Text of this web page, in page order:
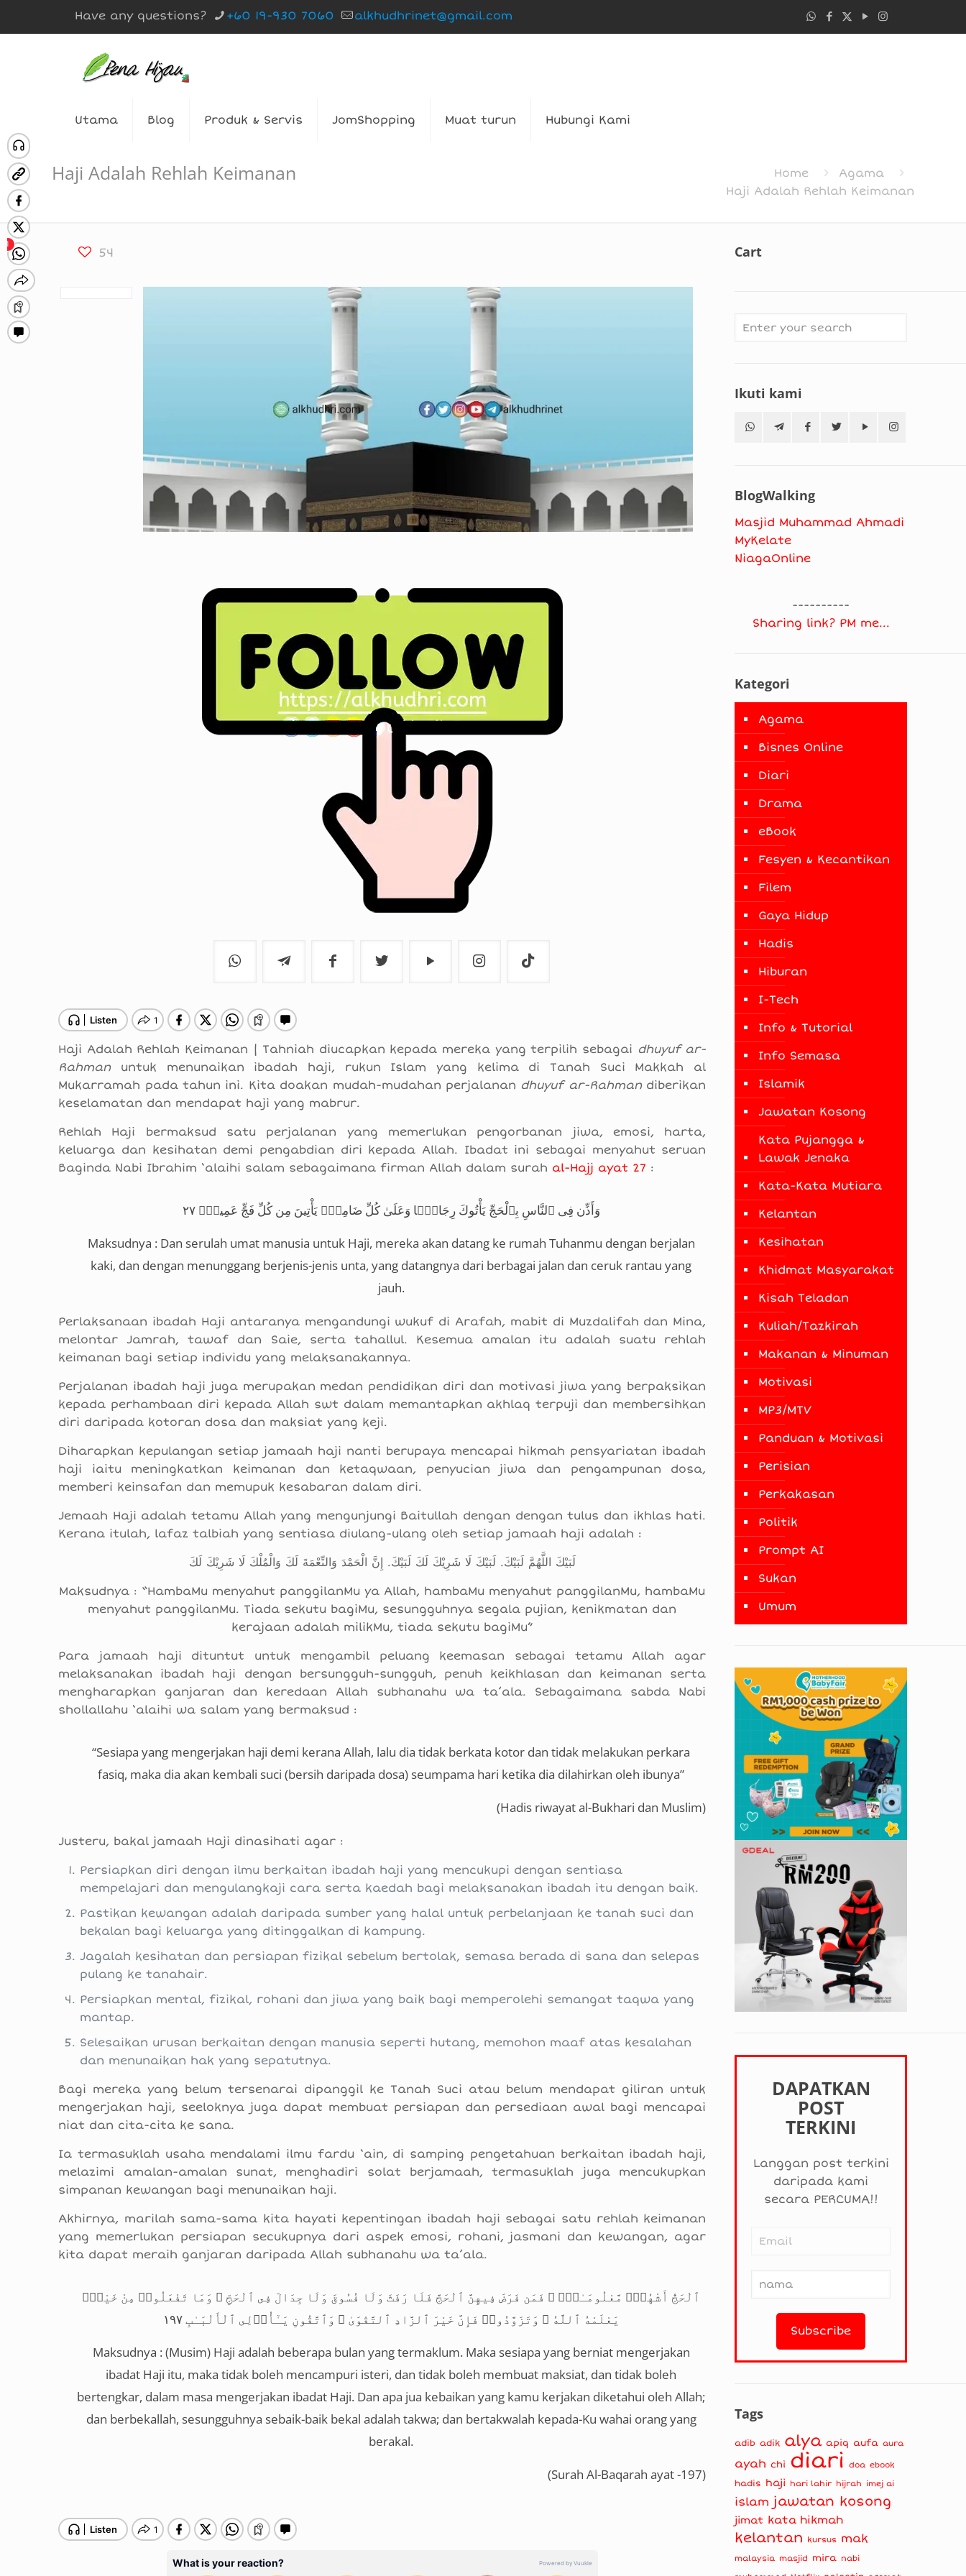
Have any questions? +60 19-930 7060 alkhudhrinet@gmail.com
Utama Blog Produk & Servis JomShopping Muat turun Hubungi Kami
Haji Adalah Rehlah Keimanan Home
Agama
Haji Adalah Rehlah Keimanan
54
Haji Adalah Rehlah Keimanan | Tahniah diucapkan kepada mereka yang terpilih sebagai dhuyuf ar-
Rahmanuntuk menunaikan ibadah haji, rukun Islam yang kelima di Tanah Suci Makkah al
Mukarramah pada tahun ini. Kita doakan mudah-mudahan perjalanan dhuyuf ar-Rahmandiberikan
keselamatan dan mendapat haji yang mabrur.
Rehlah Haji bermaksud satu perjalanan yang memerlukan pengorbanan jiwa, emosi, harta,
keluarga dan kesihatan demi pengabdian diri kepada Allah. Ibadat ini sebagai menyahut seruan
Baginda Nabi Ibrahim ‘alaihi salam sebagaimana firman Allah dalam surah al-Hajj ayat 27 :
وَأَذِّن فِى ٱلنَّاسِ بِٱلْحَجِّ يَأْتُوكَ رِجَالًۭا وَعَلَىٰ كُلِّ ضَامِرٍۢ يَأْتِينَ مِن كُلِّ فَجٍّ عَمِيقٍۢ ٢٧
Maksudnya : Dan serulah umat manusia untuk Haji, mereka akan datang ke rumah Tuhanmu dengan berjalan
kaki, dan dengan menunggang berjenis-jenis unta, yang datangnya dari berbagai jalan dan ceruk rantau yang
jauh.
Perlaksanaan ibadah Haji antaranya mengandungi wukuf di Arafah, mabit di Muzdalifah dan Mina,
melontar Jamrah, tawaf dan Saie, serta tahallul. Kesemua amalan itu adalah suatu rehlah
keimanan bagi setiap individu yang melaksanakannya.
Perjalanan ibadah haji juga merupakan medan pendidikan diri dan motivasi jiwa yang berpaksikan
kepada perhambaan diri kepada Allah swt dalam memantapkan akhlaq terpuji dan membersihkan
diri daripada kotoran dosa dan maksiat yang keji.
Diharapkan kepulangan setiap jamaah haji nanti berupaya mencapai hikmah pensyariatan ibadah
haji iaitu meningkatkan keimanan dan ketaqwaan, penyucian jiwa dan pengampunan dosa,
memberi keinsafan dan memupuk kesabaran dalam diri.
Jemaah Haji adalah tetamu Allah yang mengunjungi Baitullah dengan dengan tulus dan ikhlas hati.
Kerana itulah, lafaz talbiah yang sentiasa diulang-ulang oleh setiap jamaah haji adalah :
لَبَيْكَ اللَّهُمَّ لَبَيْكَ. لَبَيْكَ لَا شَرِيْكَ لَكَ لَبَيْكَ. إِنَّ الْحَمْدَ وَالنِّعْمَةَ لَكَ وَالْمُلْكَ لَا شَرِيْكَ لَكَ
Maksudnya : “HambaMu menyahut panggilanMu ya Allah, hambaMu menyahut panggilanMu, hambaMu
menyahut panggilanMu. Tiada sekutu bagiMu, sesungguhnya segala pujian, kenikmatan dan
kerajaan adalah milikMu, tiada sekutu bagiMu”
Para jamaah haji dituntut untuk mengambil peluang keemasan sebagai tetamu Allah agar
melaksanakan ibadah haji dengan bersungguh-sungguh, penuh keikhlasan dan keimanan serta
mengharapkan ganjaran dan keredaan Allah subhanahu wa ta’ala. Sebagaimana sabda Nabi
shollallahu ‘alaihi wa salam yang bermaksud :
“Sesiapa yang mengerjakan haji demi kerana Allah, lalu dia tidak berkata kotor dan tidak melakukan perkara
fasiq, maka dia akan kembali suci (bersih daripada dosa) seumpama hari ketika dia dilahirkan oleh ibunya”
(Hadis riwayat al-Bukhari dan Muslim)
Justeru, bakal jamaah Haji dinasihati agar :
Persiapkan diri dengan ilmu berkaitan ibadah haji yang mencukupi dengan sentiasa
mempelajari dan mengulangkaji cara serta kaedah bagi melaksanakan ibadah itu dengan baik.
Pastikan kewangan adalah daripada sumber yang halal untuk perbelanjaan ke tanah suci dan
bekalan bagi keluarga yang ditinggalkan di kampung.
Jagalah kesihatan dan persiapan fizikal sebelum bertolak, semasa berada di sana dan selepas
pulang ke tanahair.
Persiapkan mental, fizikal, rohani dan jiwa yang baik bagi memperolehi semangat taqwa yang
mantap.
Selesaikan urusan berkaitan dengan manusia seperti hutang, memohon maaf atas kesalahan
dan menunaikan hak yang sepatutnya.
Bagi mereka yang belum tersenarai dipanggil ke Tanah Suci atau belum mendapat giliran untuk
mengerjakan haji, seeloknya juga dapat membuat persiapan dan persediaan awal bagi mencapai
niat dan cita-cita ke sana.
Ia termasuklah usaha mendalami ilmu fardu ‘ain, di samping pengetahuan berkaitan ibadah haji,
melazimi amalan-amalan sunat, menghadiri solat berjamaah, termasuklah juga mencukupkan
simpanan kewangan bagi menunaikan haji.
Akhirnya, marilah sama-sama kita hayati kepentingan ibadah haji sebagai satu rehlah keimanan
yang memerlukan persiapan secukupnya dari aspek emosi, rohani, jasmani dan kewangan, agar
kita dapat meraih ganjaran daripada Allah subhanahu wa ta’ala.
ٱلْحَجُّ أَشْهُرٌۭ مَّعْلُومَـٰتٌۭ ۚ فَمَن فَرَضَ فِيهِنَّ ٱلْحَجَّ فَلَا رَفَثَ وَلَا فُسُوقَ وَلَا جِدَالَ فِى ٱلْحَجِّ ۗ وَمَا تَفْعَلُوا۟ مِنْ خَيْرٍۢ
يَعْلَمْهُ ٱللَّهُ ۗ وَتَزَوَّدُوا۟ فَإِنَّ خَيْرَ ٱلزَّادِ ٱلتَّقْوَىٰ ۚ وَٱتَّقُونِ يَـٰٓأُو۟لِى ٱلْأَلْبَـٰبِ ١٩٧
Maksudnya : (Musim) Haji adalah beberapa bulan yang termaklum. Maka sesiapa yang berniat mengerjakan
ibadat Haji itu, maka tidak boleh mencampuri isteri, dan tidak boleh membuat maksiat, dan tidak boleh
bertengkar, dalam masa mengerjakan ibadat Haji. Dan apa jua kebaikan yang kamu kerjakan diketahui oleh Allah;
dan berbekallah, sesungguhnya sebaik-baik bekal adalah takwa; dan bertakwalah kepada-Ku wahai orang yang
berakal.
(Surah Al-Baqarah ayat -197)
Cart
Ikuti kami
BlogWalking
Masjid Muhammad Ahmadi
MyKelate
NiagaOnline
----------
Sharing link? PM me...
Kategori
Agama
Bisnes Online
Diari
Drama
eBook
Fesyen & Kecantikan
Filem
Gaya Hidup
Hadis
Hiburan
I-Tech
Info & Tutorial
Info Semasa
Islamik
Jawatan Kosong
Kata Pujangga &
Lawak Jenaka
Kata-Kata Mutiara
Kelantan
Kesihatan
Khidmat Masyarakat
Kisah Teladan
Kuliah/Tazkirah
Makanan & Minuman
Motivasi
MP3/MTV
Panduan & Motivasi
Perisian
Perkakasan
Politik
Prompt AI
Sukan
Umum
DAPATKAN
POST
TERKINI
Langgan post terkini
daripada kami
secara PERCUMA!!
Tags
adib adik alya apiq aufa aura
ayah chi diari doa ebook
hadis haji hari lahir hijrah imej ai
islam jawatan kosong
jimat kata hikmah
kelantan kursus mak
malaysia masjid mira nabi